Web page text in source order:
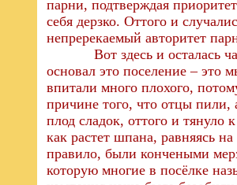
парни, подтверждая
себя дерзко. Оттого и
непререкаемый авторитет
Вот здесь и осталась
основал это поселение – это
впитали много плохого,
причине того, что отцы пили,
плод сладок, оттого и
как растет шпана, равняясь
правило, были кончеными
которую многие в посёлке